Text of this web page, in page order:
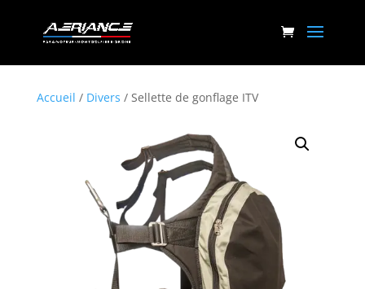
Accueil / Divers / Sellette de gonflage ITV